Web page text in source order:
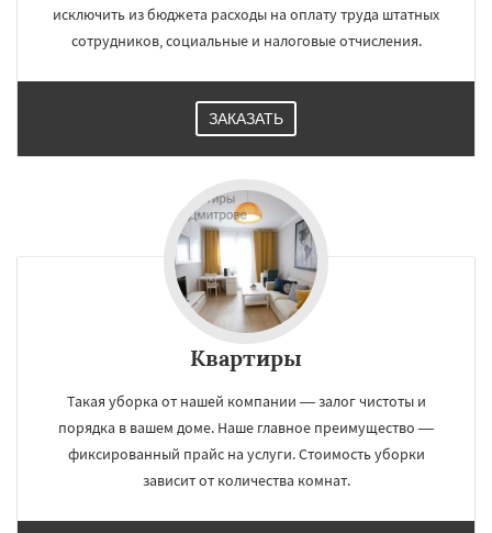
исключить из бюджета расходы на оплату труда штатных
сотрудников, социальные и налоговые отчисления.
ЗАКАЗАТЬ
Квартиры
Такая уборка от нашей компании — залог чистоты и
порядка в вашем доме. Наше главное преимущество —
фиксированный прайс на услуги. Стоимость уборки
зависит от количества комнат.